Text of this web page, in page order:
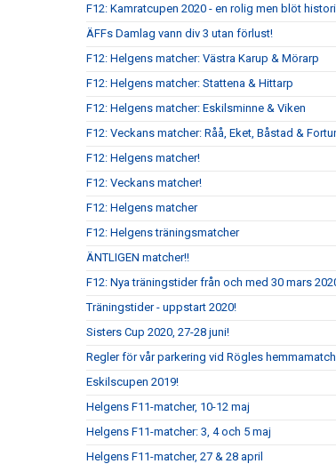
F12: Kamratcupen 2020 - en rolig men blöt
ÄFFs Damlag vann div 3 utan förlust!
F12: Helgens matcher: Västra Karup & Mörarp
F12: Helgens matcher: Stattena & Hittarp
F12: Helgens matcher: Eskilsminne & Viken
F12: Veckans matcher: Råå, Eket, Båstad &
F12: Helgens matcher!
F12: Veckans matcher!
F12: Helgens matcher
F12: Helgens träningsmatcher
ÄNTLIGEN matcher!!
F12: Nya träningstider från och med 30 mars
Träningstider - uppstart 2020!
Sisters Cup 2020, 27-28 juni!
Regler för vår parkering vid Rögles
Eskilscupen 2019!
Helgens F11-matcher, 10-12 maj
Helgens F11-matcher: 3, 4 och 5 maj
Helgens F11-matcher, 27 & 28 april